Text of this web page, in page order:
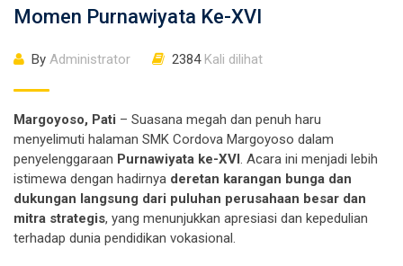
Momen Purnawiyata Ke-XVI
By Administrator 2384Kali dilihat
Margoyoso, Pati – Suasana megah dan penuh haru
menyelimuti halaman SMK Cordova Margoyoso dalam
penyelenggaraan Purnawiyata ke-XVI. Acara ini menjadi lebih
istimewa dengan hadirnya deretan karangan bunga dan
dukungan langsung dari puluhan perusahaan besar dan
mitra strategis, yang menunjukkan apresiasi dan kepedulian
terhadap dunia pendidikan vokasional.